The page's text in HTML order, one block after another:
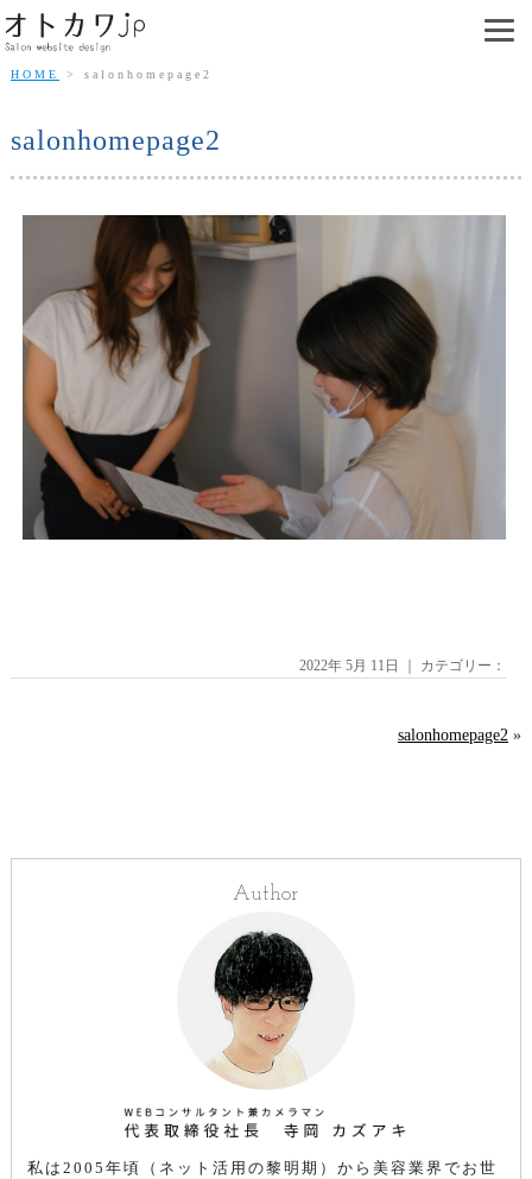
HOME salonhomepage2
salonhomepage2
2022年 5月 11日 ｜ カテゴリー：
salonhomepage2 »
Author
私は2005年頃（ネット活用の黎明期）から美容業界でお世